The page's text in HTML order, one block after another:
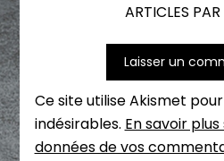
ARTICLES
Ce site utilise Akismet
indésirables. En savoir
données de vos